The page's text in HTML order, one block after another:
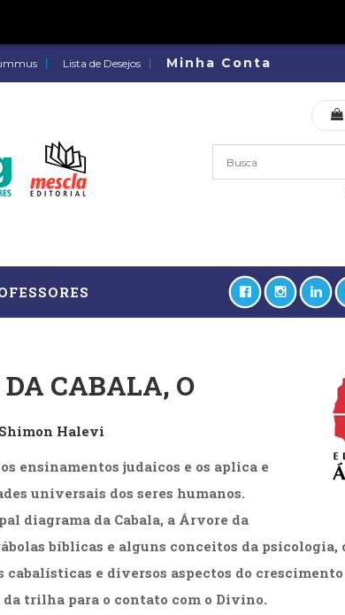
Lista de Desejos Minha Conta
Atualidades, Política, Direitos Humanos
Comunicação (232)
Educação (278)
Fonoaudiologia (54)
Obras de referência (48)
Psicologia, Psicoterapia (799)
Rádio (8)
CABALA, O
Halevi
ensinamentos judaicos e os aplica e
universais dos seres humanos.
diagrama da Cabala, a Árvore da
bíblicas e alguns conceitos da psicologia,
cabalísticas e diversos aspectos do
trilha para o contato com o Divino.